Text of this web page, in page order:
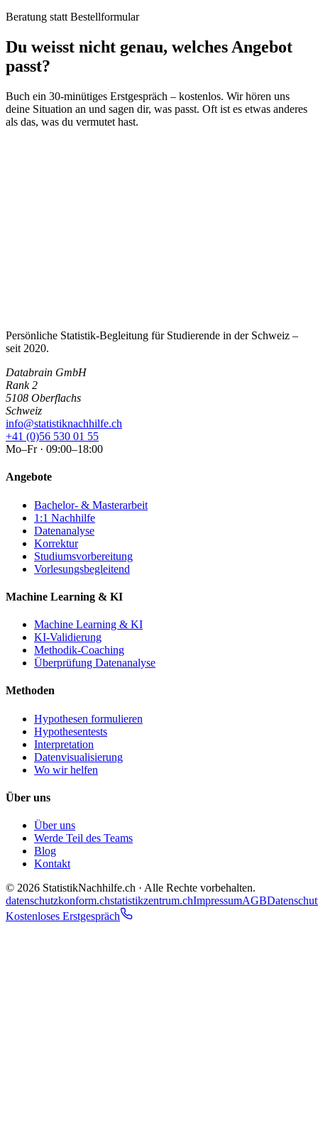
Beratung statt Bestellformular
Du weisst nicht genau, welches Angebot
passt?
Buch ein 30-minütiges Erstgespräch – kostenlos. Wir hören uns
deine Situation an und sagen dir, was passt. Oft ist es etwas anderes
als das, was du vermutet hast.
Persönliche Statistik-Begleitung für Studierende in der Schweiz –
seit 2020.
Databrain GmbH
Rank 2
5108 Oberflachs
Schweiz
info@statistiknachhilfe.ch
+41 (0)56 530 01 55
Mo–Fr · 09:00–18:00
Angebote
Bachelor- & Masterarbeit
1:1 Nachhilfe
Datenanalyse
Korrektur
Studiumsvorbereitung
Vorlesungsbegleitend
Machine Learning & KI
Machine Learning & KI
KI-Validierung
Methodik-Coaching
Überprüfung Datenanalyse
Methoden
Hypothesen formulieren
Hypothesentests
Interpretation
Datenvisualisierung
Wo wir helfen
Über uns
Über uns
Werde Teil des Teams
Blog
Kontakt
© 2026 StatistikNachhilfe.ch · Alle Rechte vorbehalten.
datenschutzkonform.chstatistikzentrum.chImpressumAGB
Kostenloses Erstgespräch